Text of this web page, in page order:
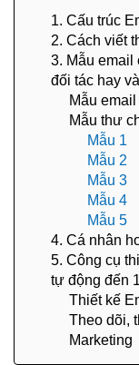
1. Cấu trúc
2. Cách viết
3. Mẫu email
đối tác hay
Mẫu
Mẫu thư
Mẫu 1
Mẫu 2
Mẫu 3
Mẫu 4
Mẫu 5
4. Cá nhân
5. Công cụ
tự động đến
Thiết kế
Theo dõi,
Marketing